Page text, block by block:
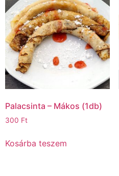
Palacsinta – Mákos (1db)
300 Ft
Kosárba teszem